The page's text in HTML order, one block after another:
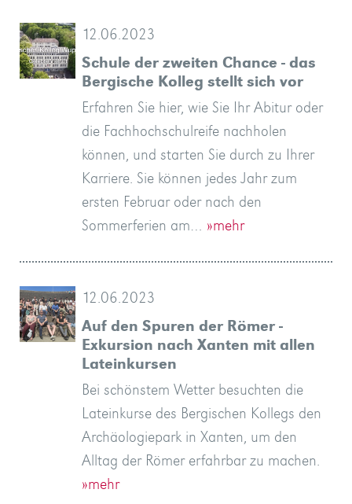
12.06.2023
Schule der zweiten Chance - das
Bergische Kolleg stellt sich vor
Erfahren Sie hier, wie Sie Ihr Abitur oder
die Fachhochschulreife nachholen
können, und starten Sie durch zu Ihrer
Karriere. Sie können jedes Jahr zum
ersten Februar oder nach den
Sommerferien am… »mehr
12.06.2023
Auf den Spuren der Römer -
Exkursion nach Xanten mit allen
Lateinkursen
Bei schönstem Wetter besuchten die
Lateinkurse des Bergischen Kollegs den
Archäologiepark in Xanten, um den
Alltag der Römer erfahrbar zu machen.
»mehr